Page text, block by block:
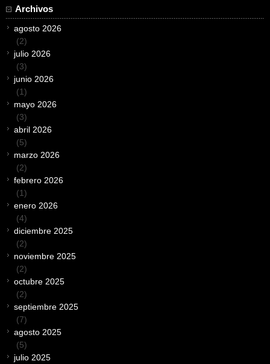
Archivos
agosto 2026
(2)
julio 2026
(3)
junio 2026
(1)
mayo 2026
(3)
abril 2026
(5)
marzo 2026
(2)
febrero 2026
(1)
enero 2026
(4)
diciembre 2025
(2)
noviembre 2025
(2)
octubre 2025
(2)
septiembre 2025
(7)
agosto 2025
(5)
julio 2025